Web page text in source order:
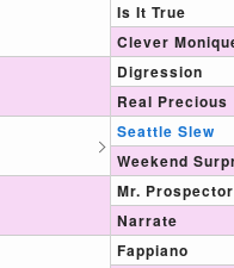
Is It True
Clever
Digression
Real Precious
Seattle Slew
Weekend
Mr. Prospector
Narrate
Fappiano